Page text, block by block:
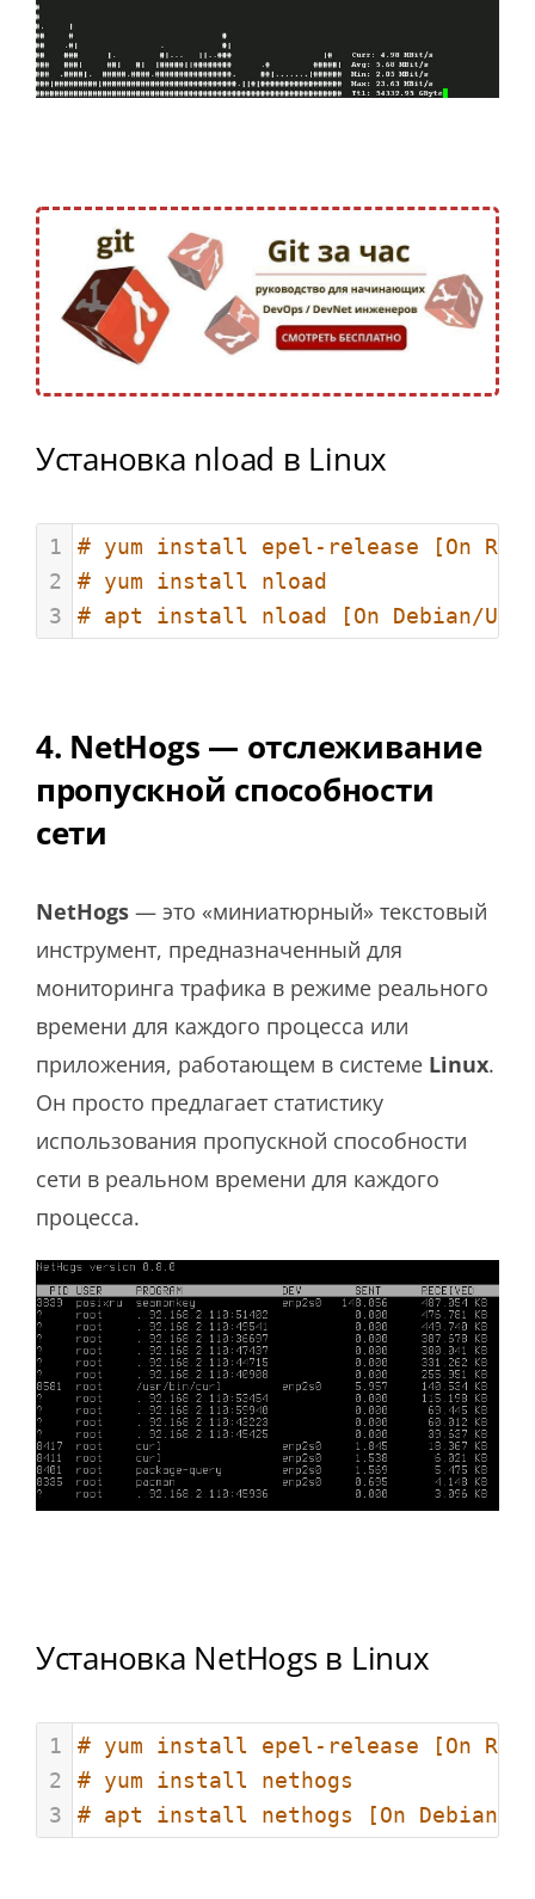
Установка nload в Linux
1
# yum install epel-release [On
2
# yum install nload
3
# apt install nload [On Debian/
4. NetHogs — отслеживание
пропускной способности
сети
NetHogs — это «миниатюрный» текстовый
инструмент, предназначенный для
мониторинга трафика в режиме реального
времени для каждого процесса или
приложения, работающем в системе Linux.
Он просто предлагает статистику
использования пропускной способности
сети в реальном времени для каждого
процесса.
Установка NetHogs в Linux
1
# yum install epel-release [On
2
# yum install nethogs
3
# apt install nethogs [On Debian/